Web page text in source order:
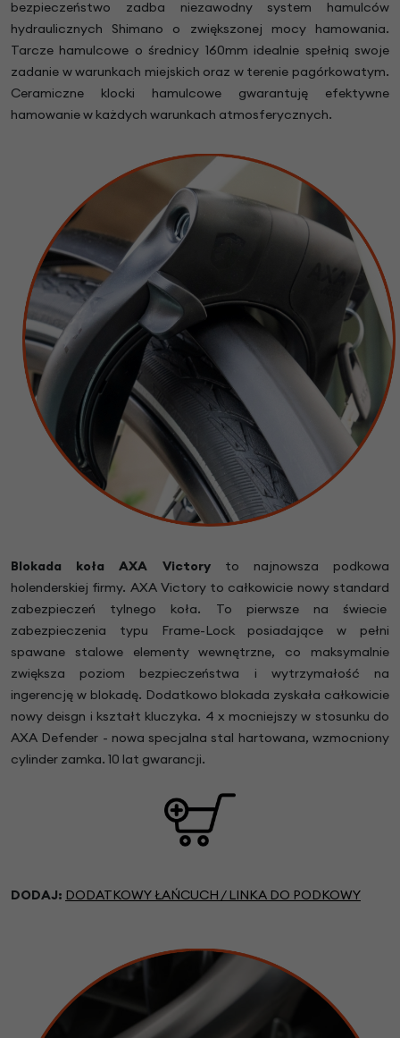
bezpieczeństwo zadba niezawodny system hamulców
hydraulicznych Shimano o zwiększonej mocy hamowania.
Tarcze hamulcowe o średnicy 160mm idealnie spełnią swoje
zadanie w warunkach miejskich oraz w terenie pagórkowatym.
Ceramiczne klocki hamulcowe gwarantuję efektywne
hamowanie w każdych warunkach atmosferycznych.
Blokada koła AXA Victoryto najnowsza podkowa
holenderskiej firmy. AXA Victory to całkowicie nowy standard
zabezpieczeń tylnego koła. To pierwsze na świecie
zabezpieczenia typu Frame-Lock posiadające w pełni
spawane stalowe elementy wewnętrzne, co maksymalnie
zwiększa poziom bezpieczeństwa i wytrzymałość na
ingerencję w blokadę. Dodatkowo blokada zyskała całkowicie
nowy deisgn i kształt kluczyka. 4 x mocniejszy w stosunku do
AXA Defender - nowa specjalna stal hartowana, wzmocniony
cylinder zamka. 10 lat gwarancji.
DODAJ: DODATKOWY ŁAŃCUCH / LINKA DO PODKOWY